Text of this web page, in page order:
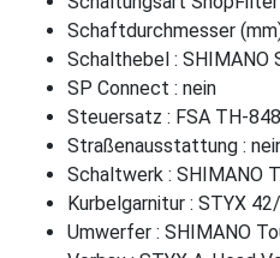
Schaftdurchmesser
Schalthebel : SHIMANO
SP Connect : nein
Steuersatz : FSA TH-
Straßenausstattung :
Schaltwerk : SHIMANO
Kurbelgarnitur : STYX
Umwerfer : SHIMANO